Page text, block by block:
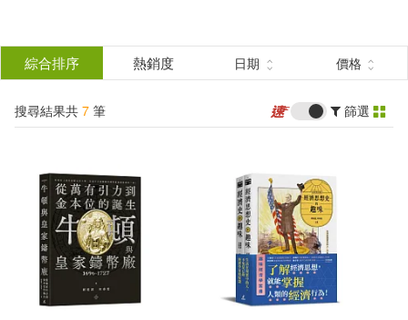
結
分類 (單選)
所有商品(7) 圖書(4)
電子書(3)
作者 (可複選)
綜合排序 熱銷度 日期 價格
搜尋結果共 7 筆 篩選